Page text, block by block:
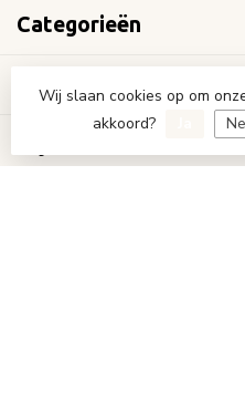
Categorieën
Informatie
Wij slaan cookies op om
akkoord?